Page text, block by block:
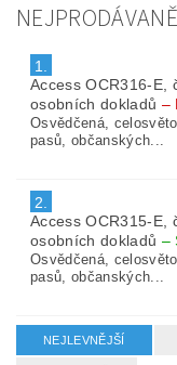
1.
Access OCR316-E,
osobních dokladů –
Osvědčená,
pasů, občanských...
2.
Access OCR315-E,
osobních dokladů –
Osvědčená,
pasů, občanských...
NEJLEVNĚJŠÍ